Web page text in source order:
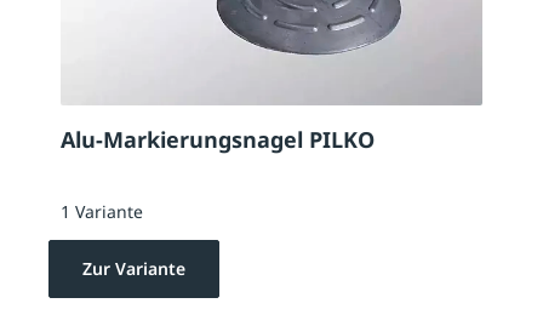
Alu-Markierungsnagel PILKO
1 Variante
Zur Variante